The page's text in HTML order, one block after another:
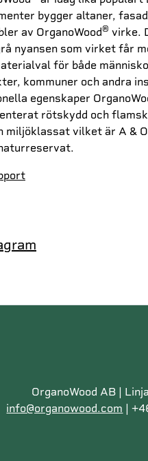
bygger altaner,
av OrganoWood® virke.
nyansen som virket får
för både
kommuner och andra
egenskaper
rötskydd och
miljöklassat vilket är A &
OrganoWood AB |
info@organowood.com |